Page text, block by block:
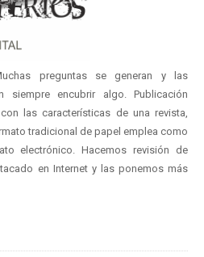
preguntas se generan y las
siempre encubrir algo. Publicación
las características de una revista,
tradicional de papel emplea como
electrónico. Hacemos revisión de
en Internet y las ponemos más